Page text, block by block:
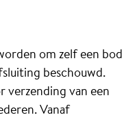
om zelf een bod
beschouwd.
van een
Vanaf